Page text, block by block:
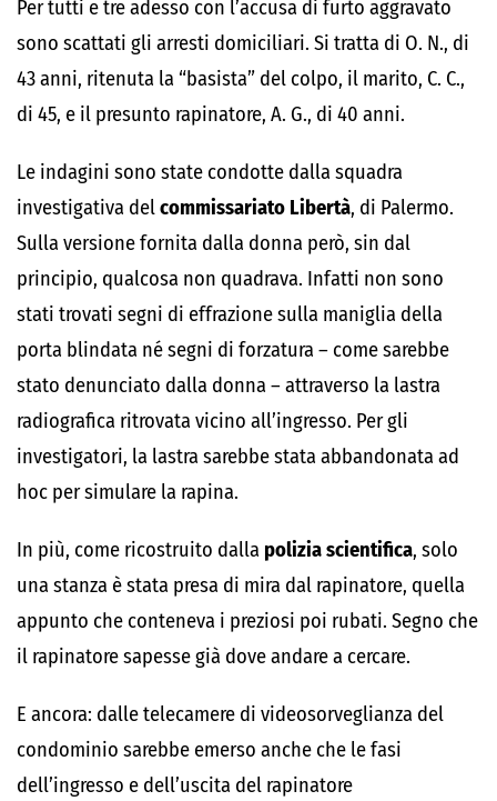
Per tutti e tre adesso con l’accusa di furto aggravato
sono scattati gli arresti domiciliari. Si tratta di O. N., di
43 anni, ritenuta la “basista” del colpo, il marito, C. C.,
di 45, e il presunto rapinatore, A. G., di 40 anni.
Le indagini sono state condotte dalla squadra
investigativa delcommissariato Libertà, di Palermo.
Sulla versione fornita dalla donna però, sin dal
principio, qualcosa non quadrava. Infatti non sono
stati trovati segni di effrazione sulla maniglia della
porta blindata né segni di forzatura – come sarebbe
stato denunciato dalla donna – attraverso la lastra
radiografica ritrovata vicino all’ingresso. Per gli
investigatori, la lastra sarebbe stata abbandonata ad
hoc per simulare la rapina.
In più, come ricostruito dalla polizia scientifica, solo
una stanza è stata presa di mira dal rapinatore, quella
appunto che conteneva i preziosi poi rubati. Segno che
il rapinatore sapesse già dove andare a cercare.
E ancora: dalle telecamere di videosorveglianza del
condominio sarebbe emerso anche che le fasi
dell’ingresso e dell’uscita del rapinatore